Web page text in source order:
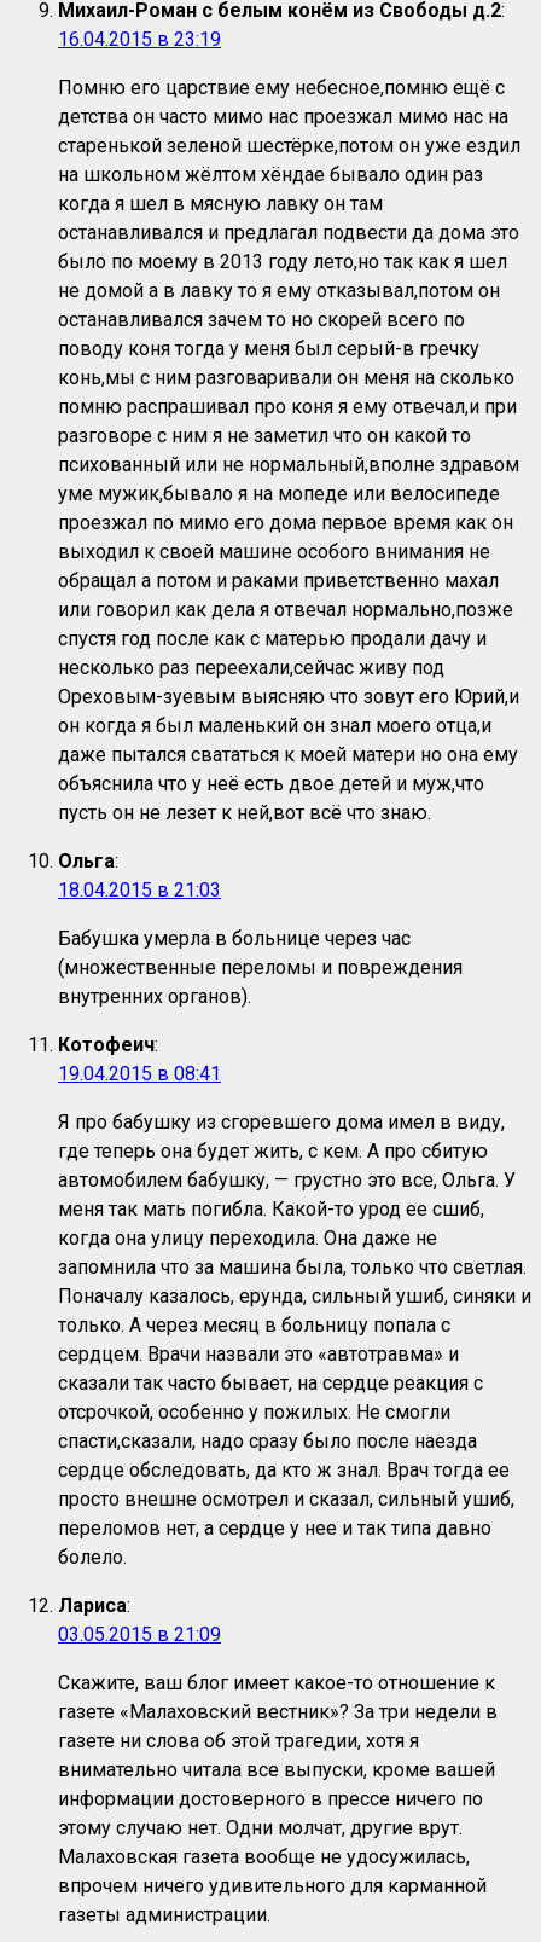
Михаил-Роман с белым конём из Свободы д.2:
16.04.2015 в 23:19
Помню его царствие ему небесное,помню ещё с
детства он часто мимо нас проезжал мимо нас на
старенькой зеленой шестёрке,потом он уже ездил
на школьном жёлтом хёндае бывало один раз
когда я шел в мясную лавку он там
останавливался и предлагал подвести да дома это
было по моему в 2013 году лето,но так как я шел
не домой а в лавку то я ему отказывал,потом он
останавливался зачем то но скорей всего по
поводу коня тогда у меня был серый-в гречку
конь,мы с ним разговаривали он меня на сколько
помню распрашивал про коня я ему отвечал,и при
разговоре с ним я не заметил что он какой то
психованный или не нормальный,вполне здравом
уме мужик,бывало я на мопеде или велосипеде
проезжал по мимо его дома первое время как он
выходил к своей машине особого внимания не
обращал а потом и раками приветственно махал
или говорил как дела я отвечал нормально,позже
спустя год после как с матерью продали дачу и
несколько раз переехали,сейчас живу под
Ореховым-зуевым выясняю что зовут его Юрий,и
он когда я был маленький он знал моего отца,и
даже пытался свататься к моей матери но она ему
объяснила что у неё есть двое детей и муж,что
пусть он не лезет к ней,вот всё что знаю.
Ольга:
18.04.2015 в 21:03
Бабушка умерла в больнице через час
(множественные переломы и повреждения
внутренних органов).
Котофеич:
19.04.2015 в 08:41
Я про бабушку из сгоревшего дома имел в виду,
где теперь она будет жить, с кем. А про сбитую
автомобилем бабушку, — грустно это все, Ольга. У
меня так мать погибла. Какой-то урод ее сшиб,
когда она улицу переходила. Она даже не
запомнила что за машина была, только что светлая.
Поначалу казалось, ерунда, сильный ушиб, синяки и
только. А через месяц в больницу попала с
сердцем. Врачи назвали это «автотравма» и
сказали так часто бывает, на сердце реакция с
отсрочкой, особенно у пожилых. Не смогли
спасти,сказали, надо сразу было после наезда
сердце обследовать, да кто ж знал. Врач тогда ее
просто внешне осмотрел и сказал, сильный ушиб,
переломов нет, а сердце у нее и так типа давно
болело.
Лариса:
03.05.2015 в 21:09
Скажите, ваш блог имеет какое-то отношение к
газете «Малаховский вестник»? За три недели в
газете ни слова об этой трагедии, хотя я
внимательно читала все выпуски, кроме вашей
информации достоверного в прессе ничего по
этому случаю нет. Одни молчат, другие врут.
Малаховская газета вообще не удосужилась,
впрочем ничего удивительного для карманной
газеты администрации.